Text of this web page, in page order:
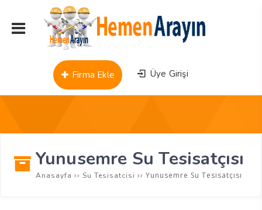
Üye Girişi
Firma Ekle
Yunusemre Su Tesisatçısı
Anasayfa ›› Su Tesisatcisi ›› Yunusemre Su Tesisatçısı